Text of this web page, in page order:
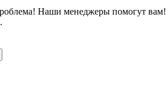
Наши менеджеры помогут вам!